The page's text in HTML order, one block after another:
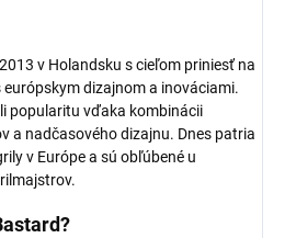
v Holandsku s cieľom priniesť na
dizajnom a inováciami.
popularitu vďaka kombinácii
a nadčasového dizajnu. Dnes patria
v Európe a sú obľúbené u